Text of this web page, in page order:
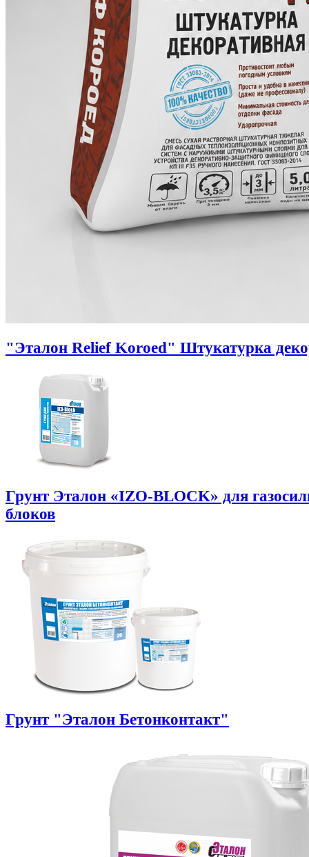
"Эталон Relief Koroed" Штукатурка
Грунт Эталон «IZO-BLOCK» для
блоков
Грунт "Эталон Бетонконтакт"